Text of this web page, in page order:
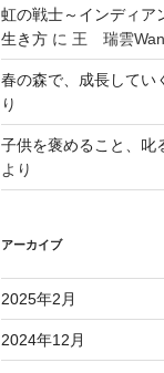
虹の戦士～インディア
生き方に 王 瑞雲
春の森で、成長してい
り
子供を褒めること、叱
より
アーカイブ
2025年2月
2024年12月